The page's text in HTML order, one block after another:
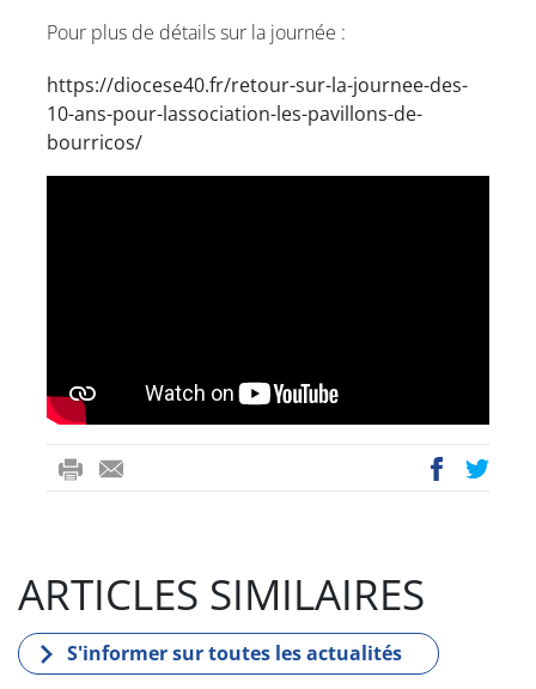
Pour plus de détails sur la journée :
https://diocese40.fr/retour-sur-la-journee-des-
10-ans-pour-lassociation-les-pavillons-de-
bourricos/
ri
-
ac
wi
ARTICLES SIMILAIRES
S'informer sur toutes les actualités